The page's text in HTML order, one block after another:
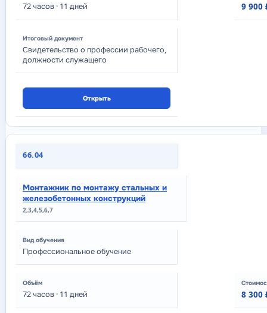
72часов · 11 дней
Свидетельство о профессии рабочего,
должности служащего
9 900
Открыть
66.04
Монтажник по монтажу стальных и
железобетонных конструкций
2,3,4,5,6,7
Профессиональное обучение
72часов · 11 дней 8 300